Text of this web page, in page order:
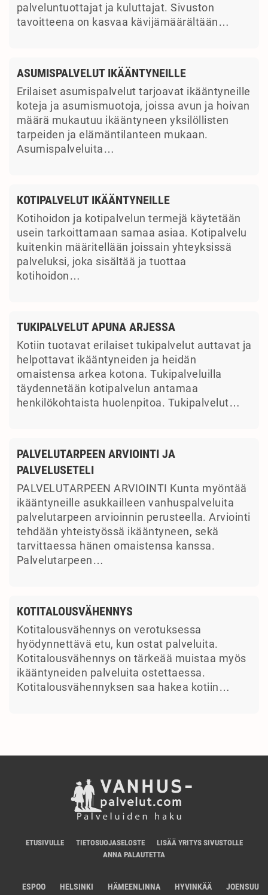
palveluntuottajat ja kuluttajat. Sivuston
tavoitteena on kasvaa kävijämäärältään…
ASUMISPALVELUT IKÄÄNTYNEILLE
Erilaiset asumispalvelut tarjoavat ikääntyneille
koteja ja asumismuotoja, joissa avun ja hoivan
määrä mukautuu ikääntyneen yksilöllisten
tarpeiden ja elämäntilanteen mukaan.
Asumispalveluita…
KOTIPALVELUT IKÄÄNTYNEILLE
Kotihoidon ja kotipalvelun termejä käytetään
usein tarkoittamaan samaa asiaa. Kotipalvelu
kuitenkin määritellään joissain yhteyksissä
palveluksi, joka sisältää ja tuottaa
kotihoidon…
TUKIPALVELUT APUNA ARJESSA
Kotiin tuotavat erilaiset tukipalvelut auttavat ja
helpottavat ikääntyneiden ja heidän
omaistensa arkea kotona. Tukipalveluilla
täydennetään kotipalvelun antamaa
henkilökohtaista huolenpitoa. Tukipalvelut…
PALVELUTARPEEN ARVIOINTI JA
PALVELUSETELI
PALVELUTARPEEN ARVIOINTI Kunta myöntää
ikääntyneille asukkailleen vanhuspalveluita
palvelutarpeen arvioinnin perusteella. Arviointi
tehdään yhteistyössä ikääntyneen, sekä
tarvittaessa hänen omaistensa kanssa.
Palvelutarpeen…
KOTITALOUSVÄHENNYS
Kotitalousvähennys on verotuksessa
hyödynnettävä etu, kun ostat palveluita.
Kotitalousvähennys on tärkeää muistaa myös
ikääntyneiden palveluita ostettaessa.
Kotitalousvähennyksen saa hakea kotiin…
ETUSIVULLE TIETOSUOJASELOSTE
LISÄÄ YRITYS SIVUSTOLLE
ANNA PALAUTETTA
ESPOO HELSINKI HÄMEENLINNA HYVINKÄÄ JOENSUU